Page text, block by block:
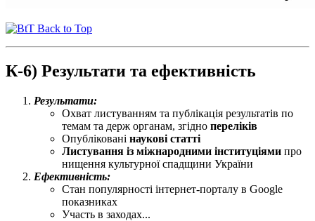
Back to Top
К-6) Результати та ефективність
Результати:
Охват листуванням та публікація результатів по
темам та держ органам, згідно переліків
Опубліковані наукові статті
Листування із міжнародними інституціями про
нищення культурної спадщини України
Ефективність:
Стан популярності інтернет-порталу в Google
показниках
Участь в заходах...